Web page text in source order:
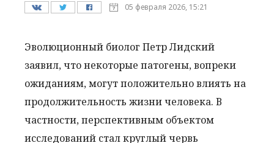
05 февраля 2026, 15:21
Эволюционный биолог Петр Лидский
заявил, что некоторые патогены, вопреки
ожиданиям, могут положительно влиять на
продолжительность жизни человека. В
частности, перспективным объектом
исследований стал круглый червь